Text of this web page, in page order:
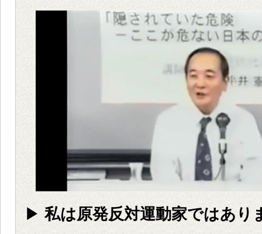
▶ 私は原発反対運動家ではあり